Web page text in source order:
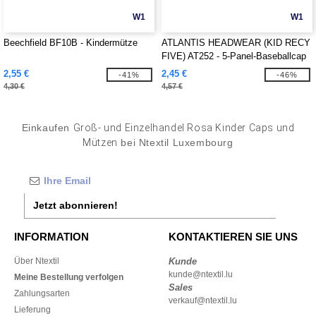
W1
Beechfield BF10B - Kindermütze
2,55 €
4,30 €
-41%
W1
ATLANTIS HEADWEAR (KID RECY
FIVE) AT252 - 5-Panel-Baseballcap
aus recyceltem Polyester
2,45 €
4,57 €
-46%
Einkaufen Groß- und Einzelhandel Rosa Kinder Caps und
Mützen bei Ntextil Luxembourg
Jetzt abonnieren!
INFORMATION
Über Ntextil
Meine Bestellung verfolgen
Zahlungsarten
Lieferung
KONTAKTIEREN SIE UNS
Kunde
kunde@ntextil.lu
Sales
verkauf@ntextil.lu